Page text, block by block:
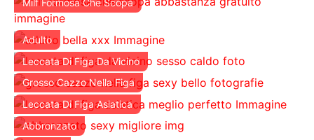
Milf Formosa Che Scopa
Adulto
Leccata Di Figa Da Vicino
Grosso Cazzo Nella Figa
Leccata Di Figa Asiatica
Abbronzato